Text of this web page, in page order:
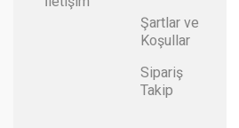
Şartlar ve
Koşullar
Sipariş
Takip